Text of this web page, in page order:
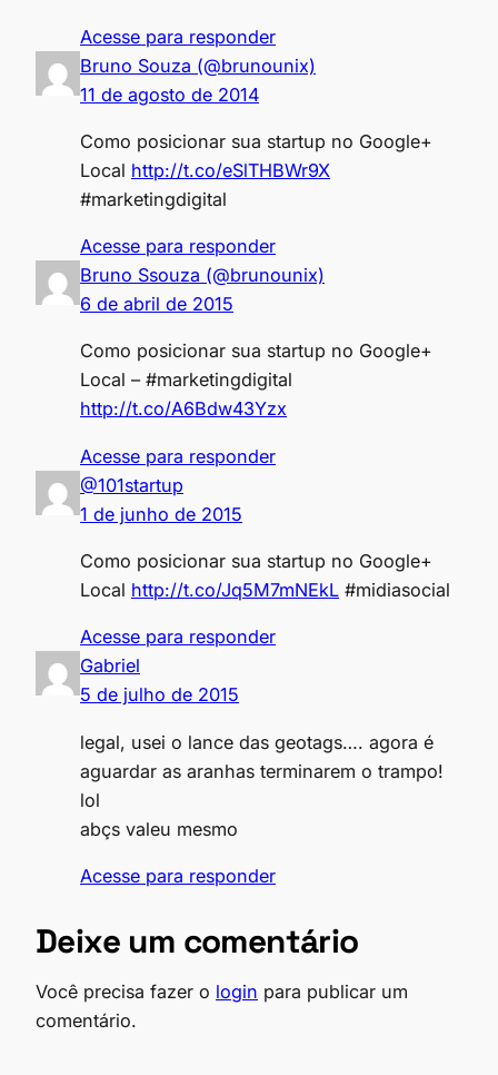
Acesse para responder
Bruno Souza (@brunounix)
11 de agosto de 2014
Como posicionar sua startup no Google+
Local http://t.co/eSlTHBWr9X
#marketingdigital
Acesse para responder
Bruno Ssouza (@brunounix)
6 de abril de 2015
Como posicionar sua startup no Google+
Local – #marketingdigital
http://t.co/A6Bdw43Yzx
Acesse para responder
@101startup
1 de junho de 2015
Como posicionar sua startup no Google+
Local http://t.co/Jq5M7mNEkL #midiasocial
Acesse para responder
Gabriel
5 de julho de 2015
legal, usei o lance das geotags…. agora é
aguardar as aranhas terminarem o trampo!
lol
abçs valeu mesmo
Acesse para responder
Deixe um comentário
Você precisa fazer o login para publicar um
comentário.